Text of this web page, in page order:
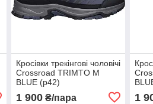
Кросівки трекінгові чоловічі
Crossroad TRIMTO M
BLUE (р42)
1 900₴/пара 1